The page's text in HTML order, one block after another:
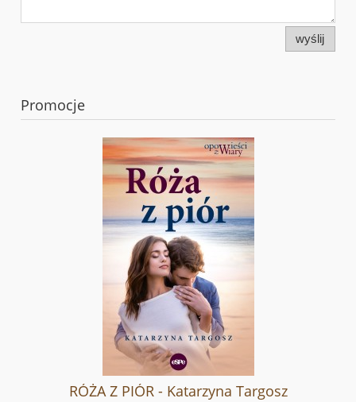
wyślij
Promocje
RÓŻA Z PIÓR - Katarzyna Targosz